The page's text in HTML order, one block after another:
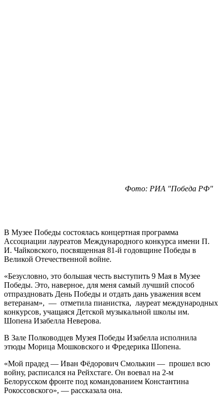
Фото: РИА "Победа РФ"
В Музее Победы состоялась концертная программа
Ассоциации лауреатов Международного конкурса имени П.
И. Чайковского, посвященная 81-й годовщине Победы в
Великой Отечественной войне.
«Безусловно, это большая честь выступить 9 Мая в Музее
Победы. Это, наверное, для меня самый лучший способ
отпраздновать День Победы и отдать дань уважения всем
ветеранам», — отметила пианистка, лауреат международных
конкурсов, учащаяся Детской музыкальной школы им.
Шопена Изабелла Неверова.
В Зале Полководцев Музея Победы Изабелла исполнила
этюды Морица Мошковского и Фредерика Шопена.
«Мой прадед — Иван Фёдорович Смолькин — прошел всю
войну, расписался на Рейхстаге. Он воевал на 2-м
Белорусском фронте под командованием Константина
Рокоссовского», — рассказала она.